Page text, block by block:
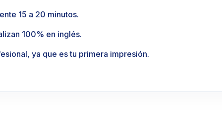
15 a 20 minutos.
100% en inglés.
ya que es tu primera impresión.